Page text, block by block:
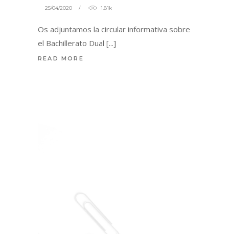
25/04/2020 1.81k
Os adjuntamos la circular informativa sobre
el Bachillerato Dual
READ MORE